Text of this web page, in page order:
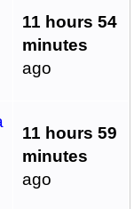
11 hours 54
minutes
ago
11 hours 59
minutes
ago